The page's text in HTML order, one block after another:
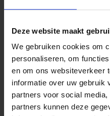
Deze website maakt
We gebruiken cookies om
personaliseren, om
en om ons websiteverkeer
informatie over uw gebruik
partners voor social
partners kunnen deze
beperkingen
Op de verzekering
zijn uitsluitingen en
Hier zijn enkele
U wordt niet gedekt door
voor de